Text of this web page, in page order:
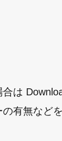
は
有無など